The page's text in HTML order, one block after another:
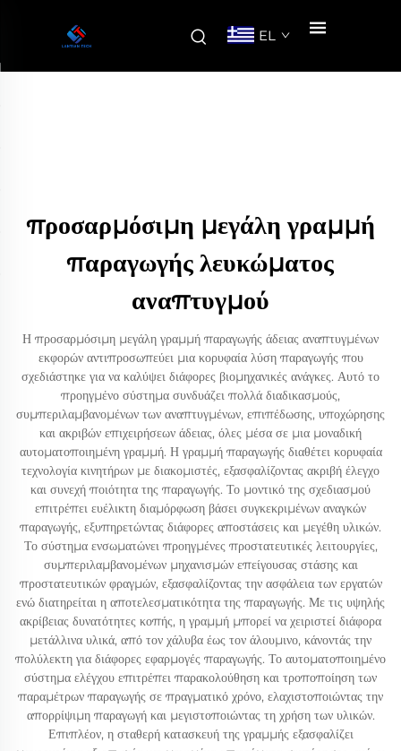
EL
προσαρμόσιμη μεγάλη γραμμή
παραγωγής λευκώματος
αναπτυγμού
Η προσαρμόσιμη μεγάλη γραμμή παραγωγής άδειας αναπτυγμένων
εκφορών αντιπροσωπεύει μια κορυφαία λύση παραγωγής που
σχεδιάστηκε για να καλύψει διάφορες βιομηχανικές ανάγκες. Αυτό το
προηγμένο σύστημα συνδυάζει πολλά διαδικασμούς,
συμπεριλαμβανομένων των αναπτυγμένων, επιπέδωσης, υποχώρησης
και ακριβών επιχειρήσεων άδειας, όλες μέσα σε μια μοναδική
αυτοματοποιημένη γραμμή. Η γραμμή παραγωγής διαθέτει κορυφαία
τεχνολογία κινητήρων με διακομιστές, εξασφαλίζοντας ακριβή έλεγχο
και συνεχή ποιότητα της παραγωγής. Το μοντικό της σχεδιασμού
επιτρέπει ευέλικτη διαμόρφωση βάσει συγκεκριμένων αναγκών
παραγωγής, εξυπηρετώντας διάφορες αποστάσεις και μεγέθη υλικών.
Το σύστημα ενσωματώνει προηγμένες προστατευτικές λειτουργίες,
συμπεριλαμβανομένων μηχανισμών επείγουσας στάσης και
προστατευτικών φραγμών, εξασφαλίζοντας την ασφάλεια των εργατών
ενώ διατηρείται η αποτελεσματικότητα της παραγωγής. Με τις υψηλής
ακρίβειας δυνατότητες κοπής, η γραμμή μπορεί να χειριστεί διάφορα
μετάλλινα υλικά, από τον χάλυβα έως τον άλουμινο, κάνοντάς την
πολύλεκτη για διάφορες εφαρμογές παραγωγής. Το αυτοματοποιημένο
σύστημα ελέγχου επιτρέπει παρακολούθηση και τροποποίηση των
παραμέτρων παραγωγής σε πραγματικό χρόνο, ελαχιστοποιώντας την
απορρίψιμη παραγωγή και μεγιστοποιώντας τη χρήση των υλικών.
Επιπλέον, η σταθερή κατασκευή της γραμμής εξασφαλίζει